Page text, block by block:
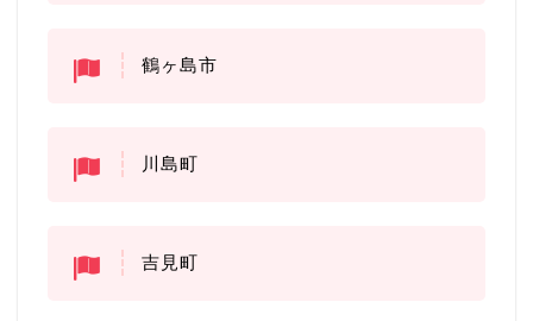
鶴ヶ島市
川島町
吉見町